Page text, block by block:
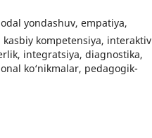
yondashuv, empatiya,
kompetensiya, interaktiv
integratsiya, diagnostika,
ko‘nikmalar, pedagogik-